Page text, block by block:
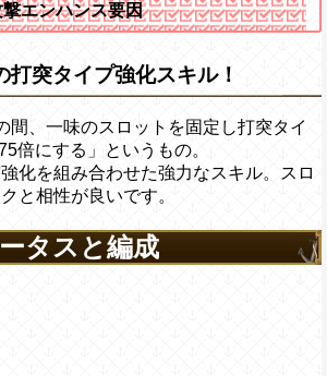
エンハンス要因
打突タイプ強化スキル！
間、一味のスロットを固定し打突タイ
倍にする」というもの。
化を組み合わせた強力なスキル。スロ
と相性が良いです。
タスと編成